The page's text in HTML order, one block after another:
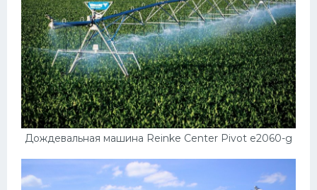
Дождевальная машина Reinke Center Pivot e2060-g